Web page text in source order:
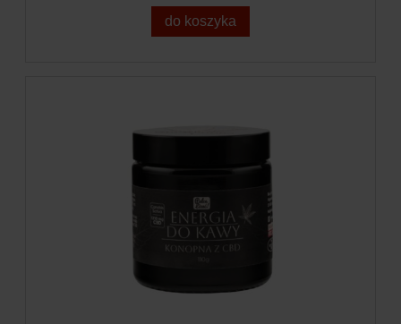
do koszyka